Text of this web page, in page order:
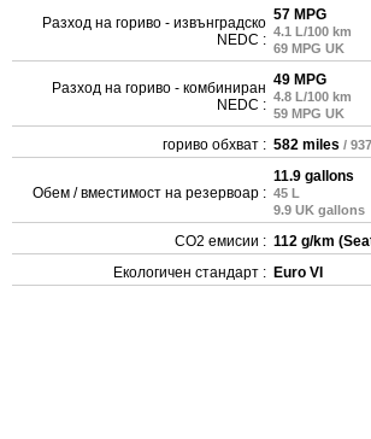
Разход на гориво - извънградско
NEDC :
57 MPG
4.1 L/100 km
69 MPG UK
Разход на гориво - комбиниран
NEDC :
49 MPG
4.8 L/100 km
59 MPG UK
гориво обхват : 582 miles /
Обем / вместимост на резервоар :
11.9 gallons
45 L
9.9 UK gallons
CO2 емисии : 112 g/km
Екологичен стандарт : Euro VI